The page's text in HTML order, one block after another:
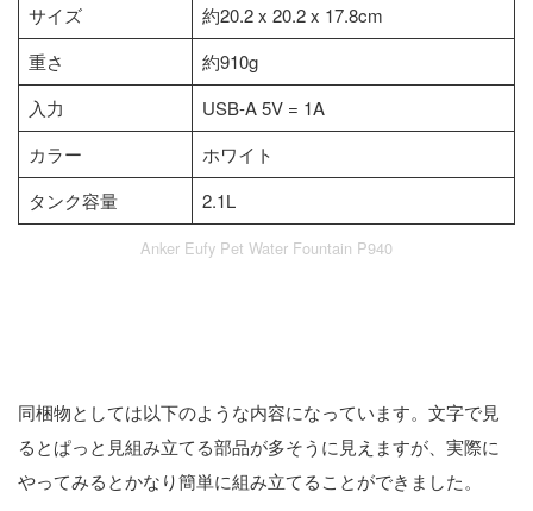
サイズ
約20.2 x 20.2 x 17.8cm
重さ
約910g
入力
USB-A 5V = 1A
カラー
ホワイト
タンク容量
2.1L
Anker Eufy Pet Water Fountain P940
同梱物としては以下のような内容になっています。文字で見
るとぱっと見組み立てる部品が多そうに見えますが、実際に
やってみるとかなり簡単に組み立てることができました。